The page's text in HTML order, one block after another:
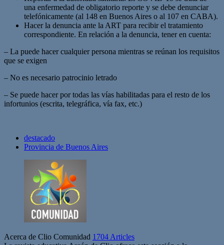
una enfermedad de obligatorio reporte y se debe denunciar
telefónicamente (al 148 en Buenos Aires o al 107 en CABA).
Hacer la denuncia ante la ART para recibir el tratamiento
correspondiente. En relación a la denuncia, tener en cuenta:
– La puede hacer cualquier persona mientras se reúnan los requisitos
que se exigen
– No es necesario patrocinio letrado
– Se puede hacer por todas las vías habilitadas para el resto de los
infortunios (escrita, telegráfica, vía fax, etc.)
destacado
Provincia de Buenos Aires
Acerca de Clio Comunidad 1704 Articles